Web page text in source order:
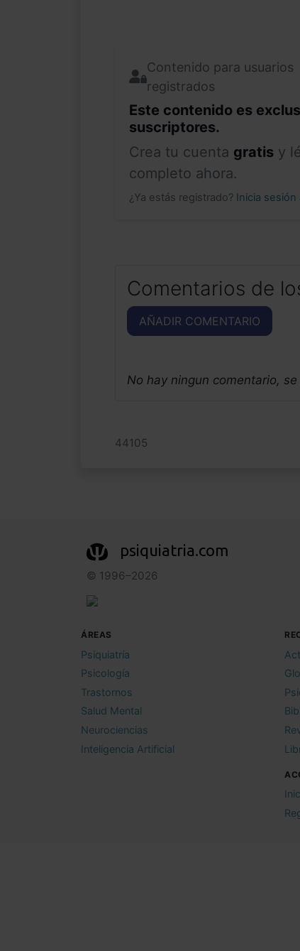
Contenido para usuarios
registrados
Este contenido es
suscriptores.
Crea tu cuenta gratis y
completo ahora.
¿Ya estás registrado? Inicia sesión
Comentarios de
AÑADIR COMENTARIO
No hay ningun comentario,
44105
psiquiatria.com
© 1996–2026
ÁREAS
Psiquiatría
Psicología
Trastornos
Salud Mental
Neurociencias
Inteligencia Artificial